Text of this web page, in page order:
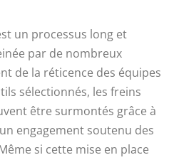
un processus long et
par de nombreux
de la réticence des équipes
sélectionnés, les freins
être surmontés grâce à
engagement soutenu des
si cette mise en place